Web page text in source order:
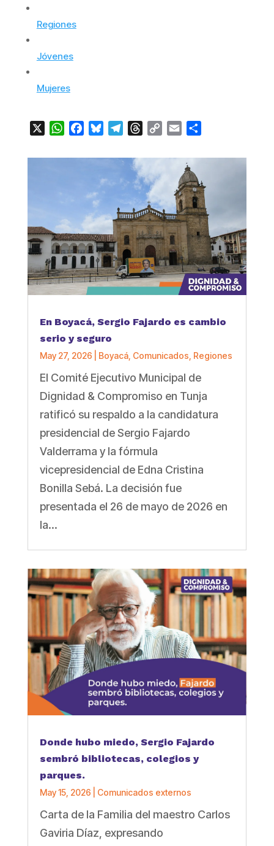
Regiones
Jóvenes
Mujeres
WhatsApp
FacebookBlueskyTelegramThreads
Copy Email
En Boyacá, Sergio Fajardo es cambio
serio y seguro
May 27, 2026 Boyacá, Comunicados Regiones
El Comité Ejecutivo Municipal de
Dignidad & Compromiso en Tunja
ratificó su respaldo a la candidatura
presidencial de Sergio Fajardo
Valderrama y la fórmula
vicepresidencial de Edna Cristina
Bonilla Sebá. La decisión fue
presentada el 26 de mayo de 2026 en
la...
Donde hubo miedo, Sergio Fajardo
sembró bibliotecas, colegios y
parques.
May 15, 2026 Comunicados externos
Carta de la Familia del maestro Carlos
Gaviria Díaz, expresando